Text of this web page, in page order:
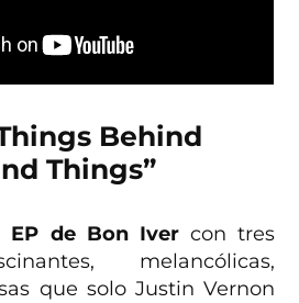
Behind
Things”
EP de Bon Ivercon tres
melancólicas,
que solo Justin Vernon